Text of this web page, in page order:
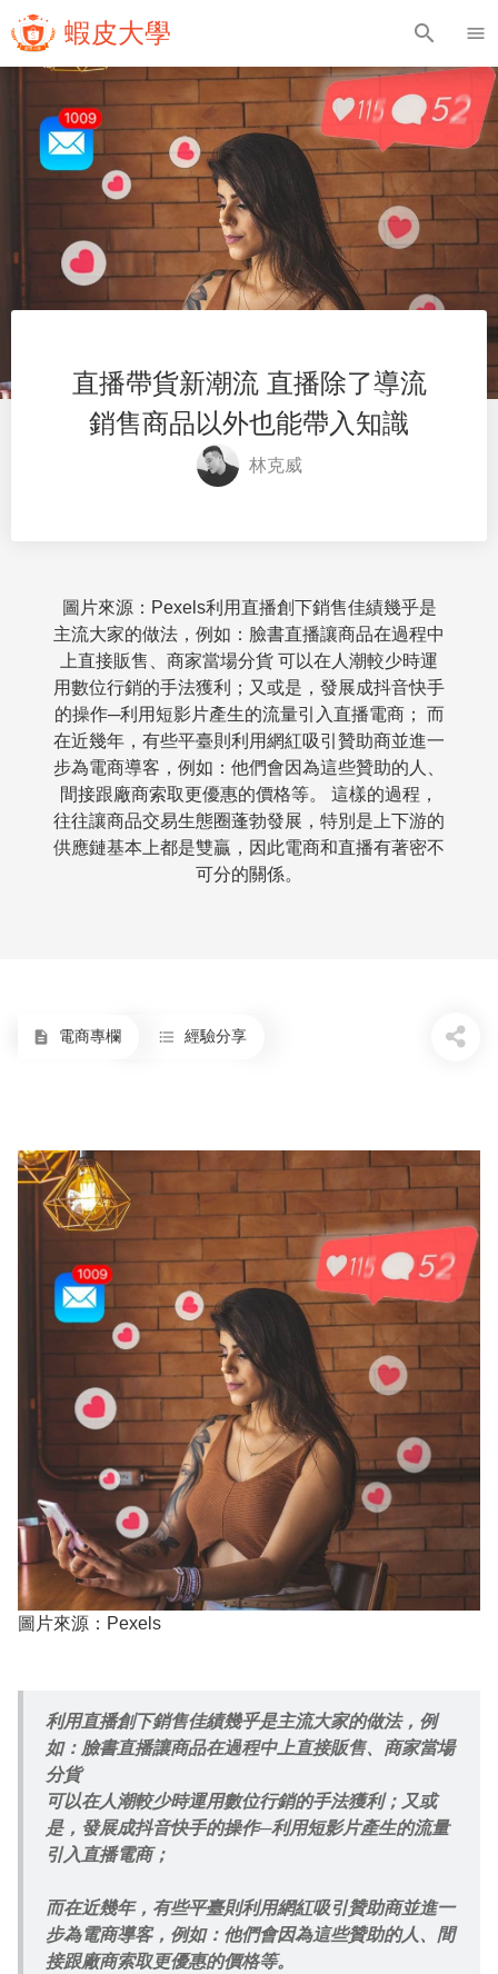
蝦皮大學 search menu
直播帶貨新潮流 直播除了導流
銷售商品以外也能帶入知識
林克威
圖片來源：Pexels利用直播創下銷售佳績幾乎是
主流大家的做法，例如：臉書直播讓商品在過程中
上直接販售、商家當場分貨 可以在人潮較少時運
用數位行銷的手法獲利；又或是，發展成抖音快手
的操作─利用短影片產生的流量引入直播電商； 而
在近幾年，有些平臺則利用網紅吸引贊助商並進一
步為電商導客，例如：他們會因為這些贊助的人、
間接跟廠商索取更優惠的價格等。 這樣的過程，
往往讓商品交易生態圈蓬勃發展，特別是上下游的
供應鏈基本上都是雙贏，因此電商和直播有著密不
可分的關係。
description 電商專欄 format_list_bulleted 經驗分享
圖片來源：Pexels
利用直播創下銷售佳績幾乎是主流大家的做法，例
如：臉書直播讓商品在過程中上直接販售、商家當場
分貨
可以在人潮較少時運用數位行銷的手法獲利；又或
是，發展成抖音快手的操作─利用短影片產生的流量
引入直播電商；
而在近幾年，有些平臺則利用網紅吸引贊助商並進一
步為電商導客，例如：他們會因為這些贊助的人、間
接跟廠商索取更優惠的價格等。